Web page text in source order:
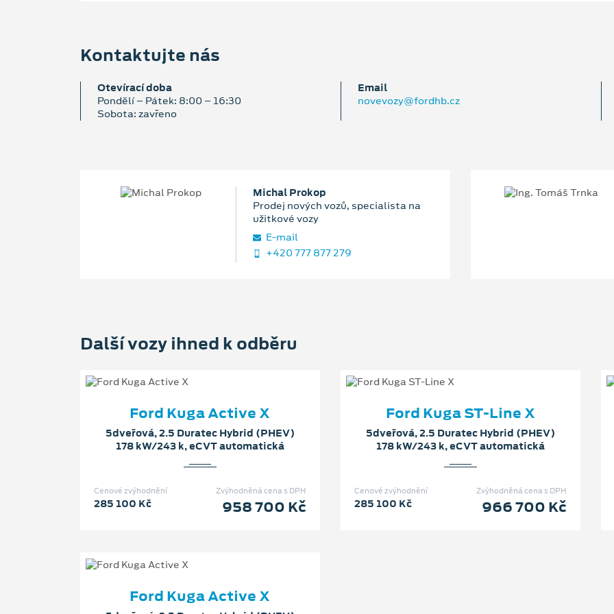
Kontaktujte nás
Otevírací doba
Pondělí – Pátek: 8:00 – 16:30
Sobota: zavřeno
Email
novevozy@fordhb.cz
Michal Prokop
Prodej nových vozů, specialista na
užitkové vozy
E‑mail
+420 777 877 279
Další vozy ihned k odběru
Ford Kuga Active X
5dveřová, 2.5 Duratec Hybrid (PHEV)
178 kW/243 k, eCVT automatická
Zvýhodněná cena s DPH
958 700 Kč
Cenové zvýhodnění
285 100 Kč
Ford Kuga ST-Line X
5dveřová, 2.5 Duratec Hybrid (PHEV)
178 kW/243 k, eCVT automatická
Zvýhodněná cena s DPH
966 700 Kč
Cenové zvýhodnění
285 100 Kč
Ford Kuga Active X